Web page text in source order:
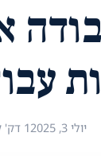
יולי 3, 2025 1 דק' קריאה